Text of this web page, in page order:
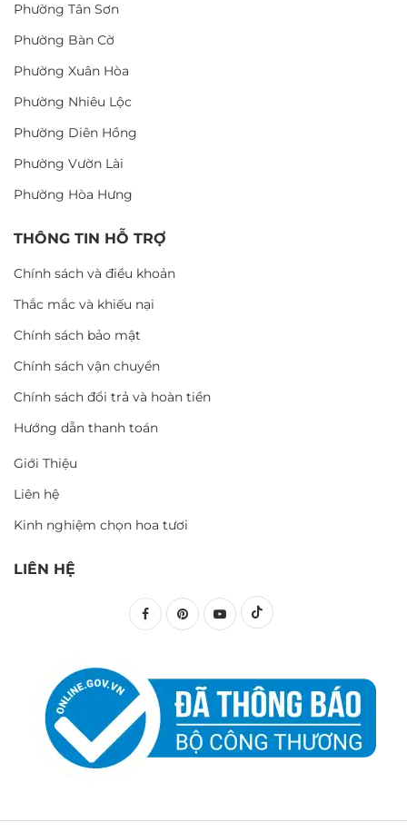
Phường Tân Sơn
Phường Bàn Cờ
Phường Xuân Hòa
Phường Nhiêu Lộc
Phường Diên Hồng
Phường Vườn Lài
Phường Hòa Hưng
THÔNG TIN HỖ TRỢ
Chính sách và điều khoản
Thắc mắc và khiếu nại
Chính sách bảo mật
Chính sách vận chuyển
Chính sách đổi trả và hoàn tiền
Hướng dẫn thanh toán
Giới Thiệu
Liên hệ
Kinh nghiệm chọn hoa tươi
LIÊN HỆ